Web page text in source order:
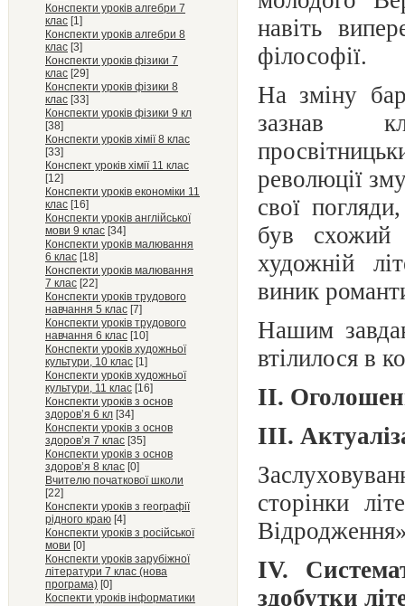
Конспекти уроків алгебри 7
клас [1]
Конспекти уроків алгебри 8
клас [3]
Конспекти уроків фізики 7
клас [29]
Конспекти уроків фізики 8
клас [33]
Конспекти уроків фізики 9 кл
[38]
Конспекти уроків хімії 8 клас
[33]
Конспект уроків хімії 11 клас
[12]
Конспекти уроків економіки 11
клас [16]
Конспекти уроків англійської
мови 9 клас [34]
Конспекти уроків малювання
6 клас [18]
Конспекти уроків малювання
7 клас [22]
Конспекти уроків трудового
навчання 5 клас [7]
Конспекти уроків трудового
навчання 6 клас [10]
Конспекти уроків художньої
культури, 10 клас [1]
Конспекти уроків художньої
культури, 11 клас [16]
Конспекти уроків з основ
здоров’я 6 кл [34]
Конспекти уроків з основ
здоров’я 7 клас [35]
Конспекти уроків з основ
здоров’я 8 клас [0]
Вчителю початкової школи
[22]
Конспекти уроків з географії
рідного краю [4]
Конспекти уроків з російської
мови [0]
Конспекти уроків зарубіжної
літератури 7 клас (нова
програма) [0]
Коспекти уроків інформатики
навіть
філософії.
На зміну
зазнав
революції
свої
був
художній
виник
Нашим
втілилося в
ІІ.
ІІІ.
сторінки
IV.
здобутки